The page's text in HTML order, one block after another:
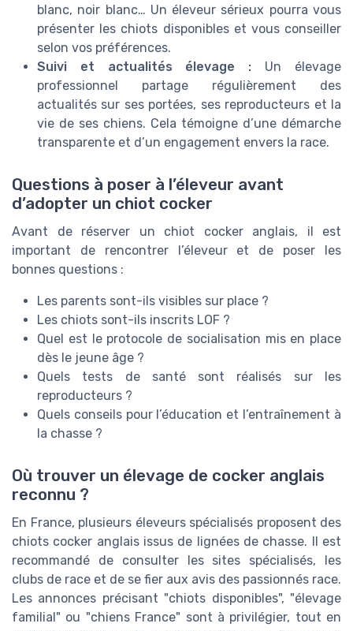
blanc, noir blanc… Un éleveur sérieux pourra vous
présenter les chiots disponibles et vous conseiller
selon vos préférences.
Suivi et actualités élevage : Un élevage
professionnel partage régulièrement des
actualités sur ses portées, ses reproducteurs et la
vie de ses chiens. Cela témoigne d’une démarche
transparente et d’un engagement envers la race.
Questions à poser à l’éleveur avant
d’adopter un chiot cocker
Avant de réserver un chiot cocker anglais, il est
important de rencontrer l’éleveur et de poser les
bonnes questions :
Les parents sont-ils visibles sur place ?
Les chiots sont-ils inscrits LOF ?
Quel est le protocole de socialisation mis en place
dès le jeune âge ?
Quels tests de santé sont réalisés sur les
reproducteurs ?
Quels conseils pour l’éducation et l’entraînement à
la chasse ?
Où trouver un élevage de cocker anglais
reconnu ?
En France, plusieurs éleveurs spécialisés proposent des
chiots cocker anglais issus de lignées de chasse. Il est
recommandé de consulter les sites spécialisés, les
clubs de race et de se fier aux avis des passionnés race.
Les annonces précisant "chiots disponibles", "élevage
familial" ou "chiens France" sont à privilégier, tout en